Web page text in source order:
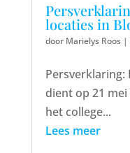
locaties in
door Marielys Roos|
Persverklaring:
dient op 21
het college...
Lees meer